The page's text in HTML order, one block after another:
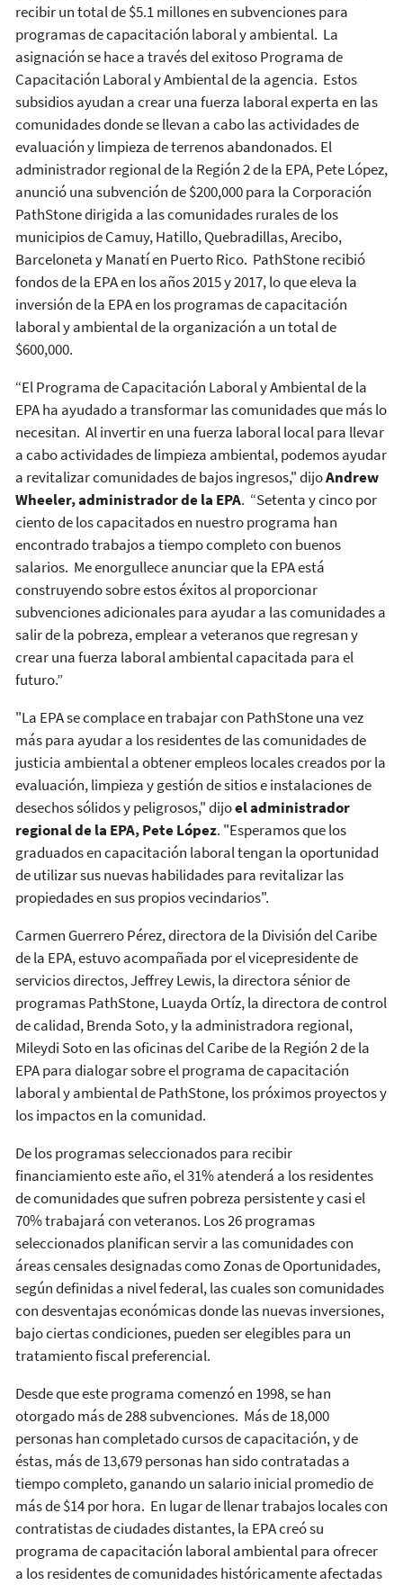
recibir un total de $5.1 millones en subvenciones para
programas de capacitación laboral y ambiental. La
asignación se hace a través del exitoso Programa de
Capacitación Laboral y Ambiental de la agencia. Estos
subsidios ayudan a crear una fuerza laboral experta en las
comunidades donde se llevan a cabo las actividades de
evaluación y limpieza de terrenos abandonados. El
administrador regional de la Región 2 de la EPA, Pete López,
anunció una subvención de $200,000 para la Corporación
PathStone dirigida a las comunidades rurales de los
municipios de Camuy, Hatillo, Quebradillas, Arecibo,
Barceloneta y Manatí en Puerto Rico. PathStone recibió
fondos de la EPA en los años 2015 y 2017, lo que eleva la
inversión de la EPA en los programas de capacitación
laboral y ambiental de la organización a un total de
$600,000.
“El Programa de Capacitación Laboral y Ambiental de la
EPA ha ayudado a transformar las comunidades que más lo
necesitan. Al invertir en una fuerza laboral local para llevar
a cabo actividades de limpieza ambiental, podemos ayudar
a revitalizar comunidades de bajos ingresos," dijoAndrew
Wheeler, administrador de la EPA. “Setenta y cinco por
ciento de los capacitados en nuestro programa han
encontrado trabajos a tiempo completo con buenos
salarios. Me enorgullece anunciar que la EPA está
construyendo sobre estos éxitos al proporcionar
subvenciones adicionales para ayudar a las comunidades a
salir de la pobreza, emplear a veteranos que regresan y
crear una fuerza laboral ambiental capacitada para el
futuro.”
"La EPA se complace en trabajar con PathStone una vez
más para ayudar a los residentes de las comunidades de
justicia ambiental a obtener empleos locales creados por la
evaluación, limpieza y gestión de sitios e instalaciones de
desechos sólidos y peligrosos," dijoel administrador
regional de la EPA, Pete López. "Esperamos que los
graduados en capacitación laboral tengan la oportunidad
de utilizar sus nuevas habilidades para revitalizar las
propiedades en sus propios vecindarios".
Carmen Guerrero Pérez, directora de la División del Caribe
de la EPA, estuvo acompañada por el vicepresidente de
servicios directos, Jeffrey Lewis, la directora sénior de
programas PathStone, Luayda Ortíz, la directora de control
de calidad, Brenda Soto, y la administradora regional,
Mileydi Soto en las oficinas del Caribe de la Región 2 de la
EPA para dialogar sobre el programa de capacitación
laboral y ambiental de PathStone, los próximos proyectos y
los impactos en la comunidad.
De los programas seleccionados para recibir
financiamiento este año, el 31% atenderá a los residentes
de comunidades que sufren pobreza persistente y casi el
70% trabajará con veteranos. Los 26 programas
seleccionados planifican servir a las comunidades con
áreas censales designadas como Zonas de Oportunidades,
según definidas a nivel federal, las cuales son comunidades
con desventajas económicas donde las nuevas inversiones,
bajo ciertas condiciones, pueden ser elegibles para un
tratamiento fiscal preferencial.
Desde que este programa comenzó en 1998, se han
otorgado más de 288 subvenciones. Más de 18,000
personas han completado cursos de capacitación, y de
éstas, más de 13,679 personas han sido contratadas a
tiempo completo, ganando un salario inicial promedio de
más de $14 por hora. En lugar de llenar trabajos locales con
contratistas de ciudades distantes, la EPA creó su
programa de capacitación laboral ambiental para ofrecer
a los residentes de comunidades históricamente afectadas